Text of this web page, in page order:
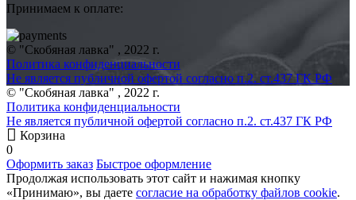
Принимаем к оплате:
© "Скобяная лавка" , 2022 г.
Политика конфиденциальности
Не является публичной офертой согласно п.2. ст.437 ГК РФ
© "Скобяная лавка" , 2022 г.
Политика конфиденциальности
Не является публичной офертой согласно п.2. ст.437 ГК РФ
Корзина
0
Оформить заказ Быстрое оформление
Продолжая использовать этот сайт и нажимая кнопку
«Принимаю», вы даете согласие на обработку файлов cookie.